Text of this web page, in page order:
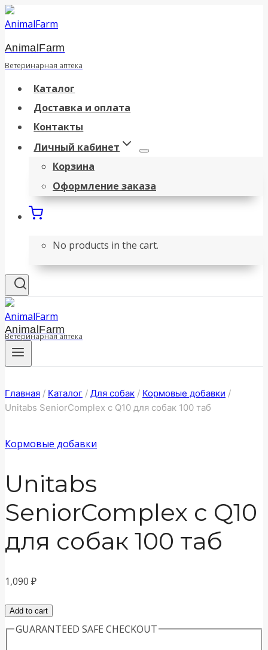
Перейти
к
содержанию
AnimalFarm
Ветеринарная аптека
Каталог
Доставка и оплата
Контакты
Личный кабинет
Корзина
Оформление заказа
No products in the cart.
AnimalFarm
Ветеринарная аптека
Главная / Каталог / Для собак / Кормовые добавки /
Unitabs SeniorComplex с Q10 для собак 100 таб
Кормовые добавки
Unitabs
SeniorComplex с Q10
для собак 100 таб
1,090 ₽
Unitabs
SeniorComplex
Add to cart
GUARANTEED SAFE CHECKOUT